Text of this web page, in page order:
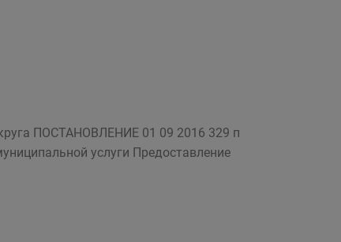
ПОСТАНОВЛЕНИЕ 01 09 2016 329 п
услуги Предоставление